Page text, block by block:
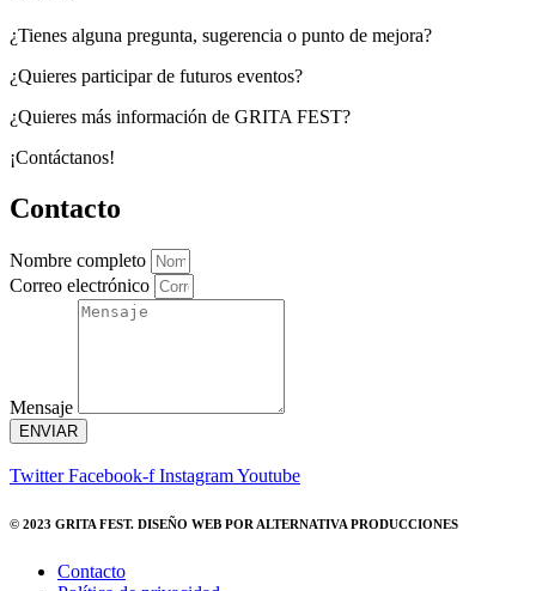
¿Tienes alguna pregunta, sugerencia o punto de mejora?
¿Quieres participar de futuros eventos?
¿Quieres más información de GRITA FEST?
¡Contáctanos!
Contacto
Nombre completo
Correo electrónico
Mensaje
ENVIAR
Twitter Facebook-f InstagramYoutube
© 2023 GRITA FEST. DISEÑO WEB POR ALTERNATIVA PRODUCCIONES
Contacto